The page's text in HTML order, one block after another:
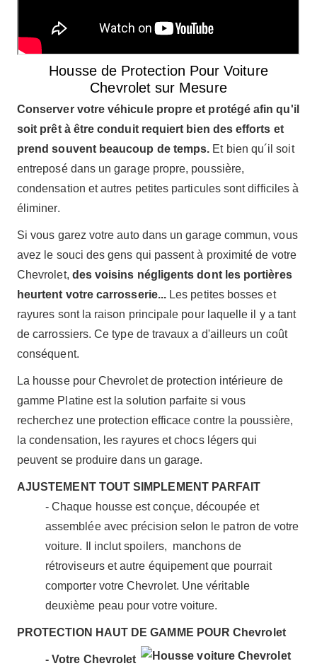
Housse de Protection Pour Voiture
Chevrolet sur Mesure
Conserver votre véhicule propre et protégé afin qu'il
soit prêt à être conduit requiert bien des efforts et
prend souvent beaucoup de temps. Et bien qu´il soit
entreposé dans un garage propre, poussière,
condensation et autres petites particules sont difficiles à
éliminer.
Si vous garez votre auto dans un garage commun, vous
avez le souci des gens qui passent à proximité de votre
Chevrolet, des voisins négligents dont les portières
heurtent votre carrosserie... Les petites bosses et
rayures sont la raison principale pour laquelle il y a tant
de carrossiers. Ce type de travaux a d'ailleurs un coût
conséquent.
La housse pour Chevrolet de protection intérieure de
gamme Platine est la solution parfaite si vous
recherchez une protection efficace contre la poussière,
la condensation, les rayures et chocs légers qui
peuvent se produire dans un garage.
AJUSTEMENT TOUT SIMPLEMENT PARFAIT
- Chaque housse est conçue, découpée et
assemblée avec précision selon le patron de votre
voiture. Il inclut spoilers, manchons de
rétroviseurs et autre équipement que pourrait
comporter votre Chevrolet. Une véritable
deuxième peau pour votre voiture.
PROTECTION HAUT DE GAMME POUR Chevrolet
- Votre Chevrolet